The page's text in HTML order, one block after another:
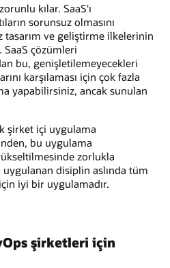
kılar. SaaS'ı
sorunsuz olmasını
tasarım ve geliştirme ilkelerinin
SaaS çözümleri
bu, genişletilemeyecekleri
karşılaması için çok fazla
yapabilirsiniz, ancak sunulan
şirket içi uygulama
bu uygulama
zorlukla
uygulanan disiplin aslında tüm
iyi bir uygulamadır.
şirketleri için